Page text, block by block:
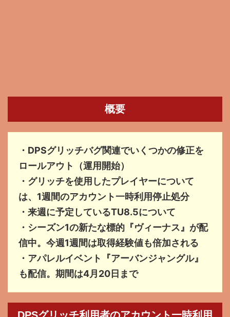
概要
・DPSグリッチバグ関連でいくつかの修正を
ロールアウト（運用開始）
・グリッチを使用したプレイヤーについて
は、1週間のアカウント一時利用停止処分
・来週に予定しているTU8.5について
・シーズン1の新たな標的『ヴィーナス』が配
信中。今週1週間は取得経験値も倍加される
・アパレルイベント『アーバンジャングル』
も配信。期間は4月20日まで